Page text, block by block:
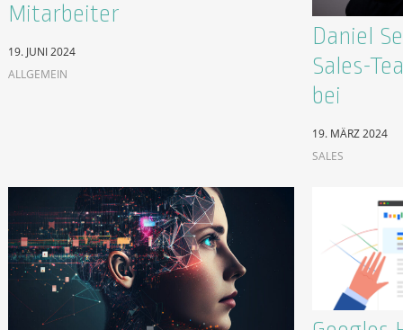
Mitarbeiter
19. JUNI 2024
ALLGEMEIN
Daniel
Sales-
bei
19. MÄRZ 2024
SALES